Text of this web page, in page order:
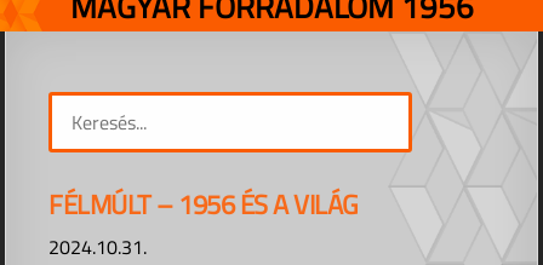
FÉLMÚLT – 1956 ÉS A VILÁG
2024.10.31.